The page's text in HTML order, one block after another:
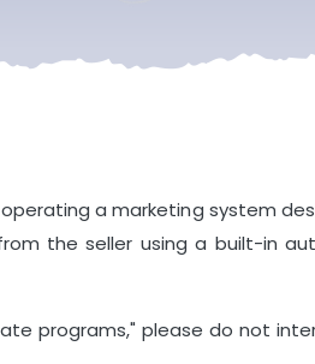
a marketing system
the seller using a built-in
programs," please do not